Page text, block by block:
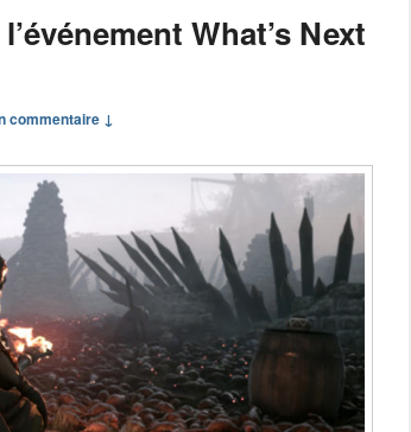
What’s Next
commentaire ↓